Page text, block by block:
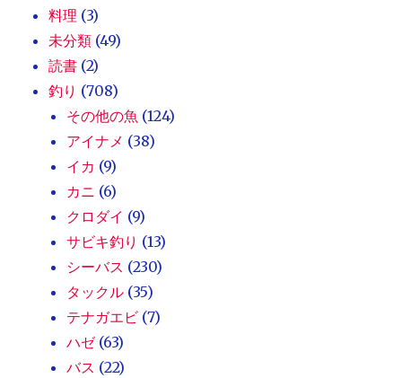
料理 (3)
未分類 (49)
読書 (2)
釣り (708)
その他の魚 (124)
アイナメ (38)
イカ (9)
カニ (6)
クロダイ (9)
サビキ釣り (13)
シーバス (230)
タックル (35)
テナガエビ (7)
ハゼ(63)
バス (22)